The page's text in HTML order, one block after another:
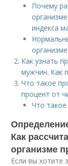
Почему
индекса
организме
Как узнать
мужчин. Как
Что такое
процент от
Что
Как
организме
Если вы хотите